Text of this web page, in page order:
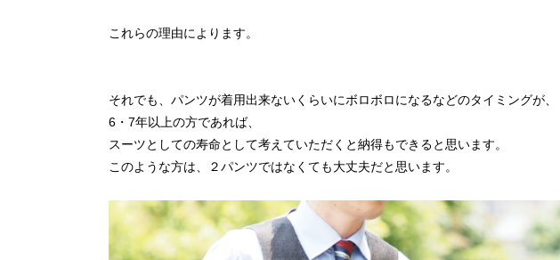
これらの理由によります。
それでも、パンツが着用出来ないくらいにボロボロになるなどのタイミングが、
6・7年以上の方であれば、
スーツとしての寿命として考えていただくと納得もできると思います。
このような方は、２パンツではなくても大丈夫だと思います。